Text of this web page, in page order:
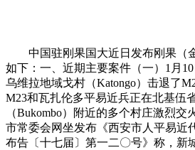
中国驻刚果国大近日发布刚果（
如下：一、近期主要案件（一）1月
乌维拉地域戈村（Katongo）击退了
M23和瓦扎伦多平易近兵正在北基伍
（Bukombo）附近的多个村庄激烈交
市常委会网坐发布《西安市人平易近
布告〔十七届〕第一二〇号》称，新